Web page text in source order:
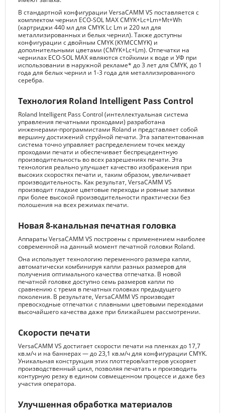
В стандартной конфигурации VersaCAMM VS поставляется с
комплектом чернил ECO-SOL MAX CMYK+Lc+Lm+Mt+Wh
(картриджи 440 мл для CMYK Lc Lm и 220 мл для
металлизированных и белых чернил). Также доступны
конфигурации с двойным CMYK (KYMCCMYK) и
дополнительными цветами (CMYK+Lc+Lm). Отпечатки на
чернилах ECO-SOL MAX являются стойкими к воде и УФ при
использовании в наружной рекламе* до 3 лет для CMYK, до 1
года для белых чернил и 1-3 года для металлизированного
серебра.
Технология Roland Intelligent Pass Control
Roland Intelligent Pass Control (интеллектуальная система
управления печатными проходами) разработана
инженерами-программистами Roland и представляет собой
вершину достижений струйной печати. Эта запатентованная
система точно управляет распределением точек между
проходами печати и обеспечивает беспрецедентную
производительность во всех разрешениях печати. Эта
технология реально улучшает качество изображения при
высоких скоростях печати и, таким образом, увеличивает
производительность. Как результат, VersaCAMM VS
производит гладкие цветовые переходы и ровные заливки
при более высокой производительности практически без
полошения на всех режимах печати.
Новая 8-канальная печатная головка
Аппараты VersaCAMM VS построены с применением наиболее
современной на данный момент печатной головки Roland.
Она использует технологию переменного размера капли,
автоматически комбинируя капли разных размеров для
получения оптимального качества отпечатка. В новой
печатной головке доступно семь размеров капли по
сравнению с тремя в печатных головках предыдущего
поколения. В результате, VersaCAMM VS производят
превосходные отпечатки с плавными цветовыми переходами
высочайшего качества даже при ближайшем рассмотрении.
Скорости печати
VersaCAMM VS достигает скорости печати на пленках до 17,7
кв.м/ч и на баннерах — до 23,1 кв.м/ч для конфигурации CMYK.
Уникальная конструкция этих плоттеров/каттеров ускоряет
производственный цикл, позволяя печатать и производить
контурную резку в едином совмещенном процессе и даже без
участия оператора.
Улучшенная обработка материалов